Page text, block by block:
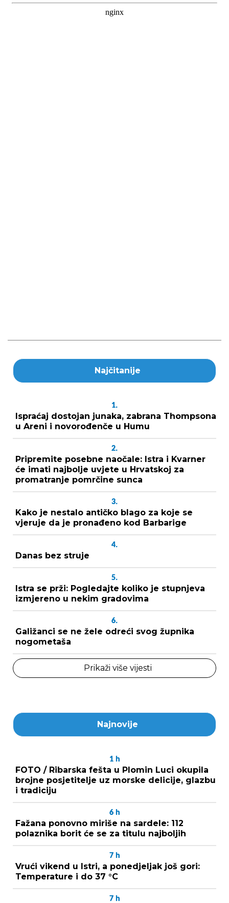
Najčitanije
1.
Ispraćaj dostojan junaka, zabrana Thompsona
u Areni i novorođenče u Humu
2.
Pripremite posebne naočale: Istra i Kvarner
će imati najbolje uvjete u Hrvatskoj za
promatranje pomrčine sunca
3.
Kako je nestalo antičko blago za koje se
vjeruje da je pronađeno kod Barbarige
4.
Danas bez struje
5.
Istra se prži: Pogledajte koliko je stupnjeva
izmjereno u nekim gradovima
6.
Galižanci se ne žele odreći svog župnika
nogometaša
Prikaži više vijesti
Najnovije
1 h
FOTO / Ribarska fešta u Plomin Luci okupila
brojne posjetitelje uz morske delicije, glazbu
i tradiciju
6 h
Fažana ponovno miriše na sardele: 112
polaznika borit će se za titulu najboljih
7 h
Vrući vikend u Istri, a ponedjeljak još gori:
Temperature i do 37 °C
7 h